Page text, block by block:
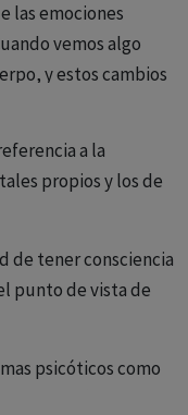
las emociones
vemos algo
y estos cambios
principios de la
porque lloramos,
porque
o temblamos,
según sea el
emocionales
a eventos
James sugiere
nuestras
a la
propios y los de
de tener consciencia
punto de vista de
psicóticos como
la